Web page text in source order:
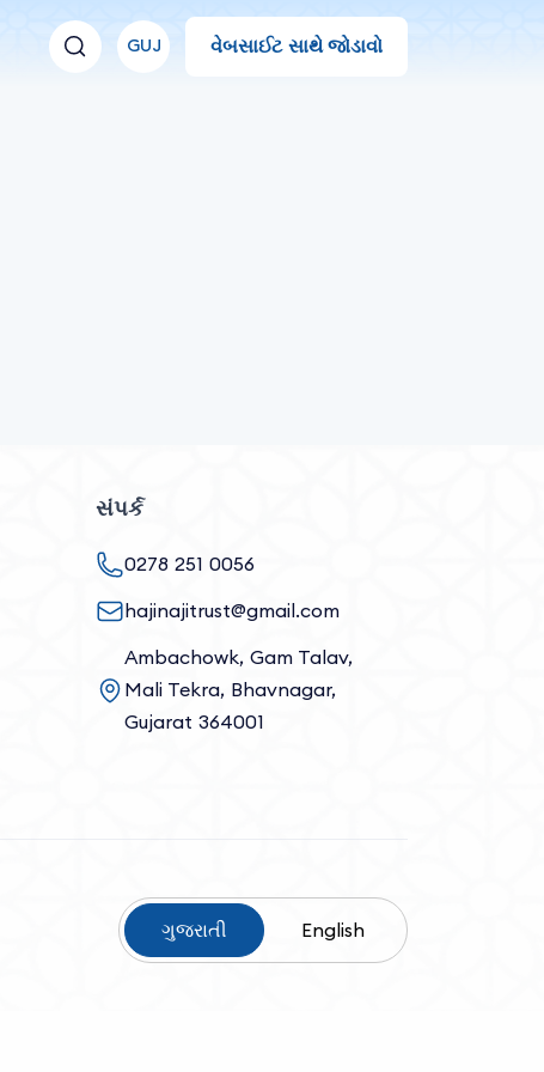
GUJ વેબસાઈટ સાથે જોડાવો
સંપર્ક
0278 251 0056
hajinajitrust@gmail.com
Ambachowk, Gam Talav,
Mali Tekra, Bhavnagar,
Gujarat 364001
ગુજરાતી English